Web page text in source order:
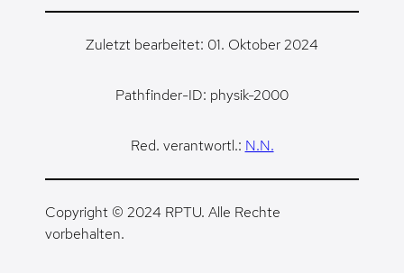
Zuletzt bearbeitet: 01. Oktober 2024
Pathfinder-ID: physik-2000
Red. verantwortl.: N.N.
Copyright © 2024 RPTU. Alle Rechte
vorbehalten.